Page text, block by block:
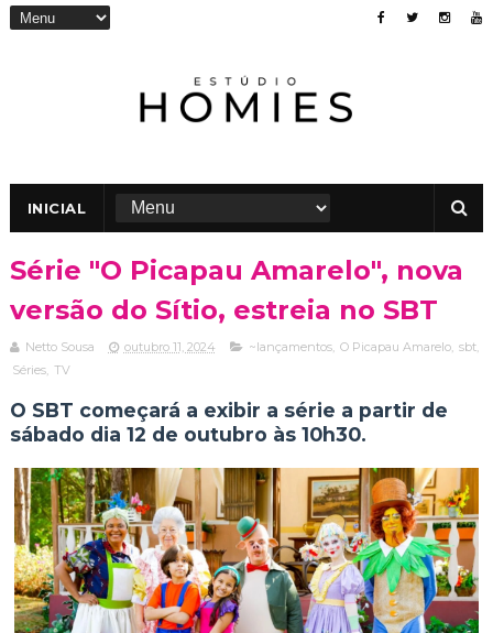
INICIAL
Série "O Picapau Amarelo", nova
versão do Sítio, estreia no SBT
Netto Sousa outubro 11, 2024 ~lançamentos, O Picapau Amarelo, sbt,
Séries, TV
O SBT começará a exibir a série a partir de
sábado dia 12 de outubro às 10h30.